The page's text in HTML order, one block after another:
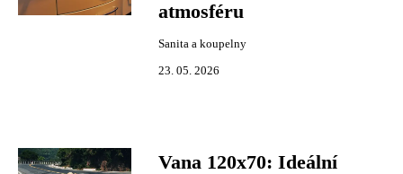
atmosféru
Sanita a koupelny
23. 05. 2026
Vana 120x70: Ideální